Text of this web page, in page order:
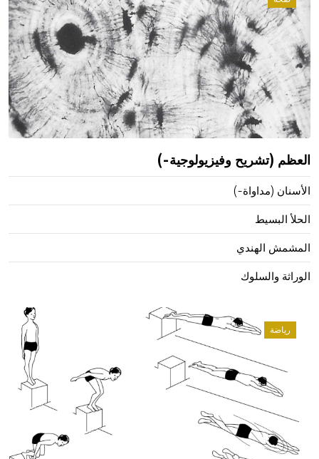
العظم (تشريح وفيزيولوجية-)
الأسنان (مداواة-)
الحلأ البسيط
المشمش الهندي
الوراثة والسلوك
رياضة